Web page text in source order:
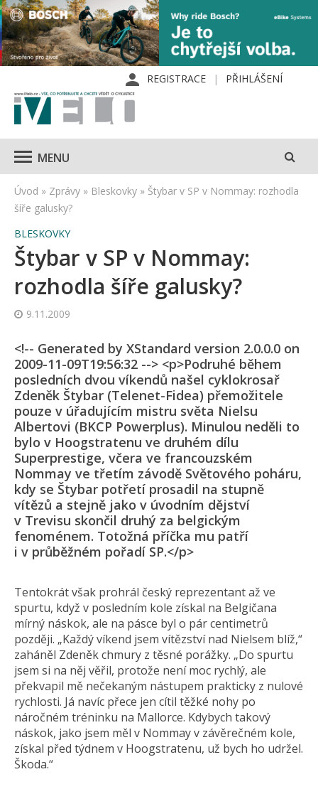
REGISTRACE PŘIHLÁŠENÍ
MENU
Úvod » Zprávy » Bleskovky » Štybar v SP v Nommay: rozhodla
šíře galusky?
BLESKOVKY
Štybar v SP v Nommay:
rozhodla šíře galusky?
9.11.2009
<!-- Generated by XStandard version 2.0.0.0 on
2009-11-09T19:56:32 --> <p>Podruhé během
posledních dvou víkendů našel cyklokrosař
Zdeněk Štybar (Telenet-Fidea) přemožitele
pouze v úřadujícím mistru světa Nielsu
Albertovi (BKCP Powerplus). Minulou neděli to
bylo v Hoogstratenu ve druhém dílu
Superprestige, včera ve francouzském
Nommay ve třetím závodě Světového poháru,
kdy se Štybar potřetí prosadil na stupně
vítězů a stejně jako v úvodním dějství
v Trevisu skončil druhý za belgickým
fenoménem. Totožná příčka mu patří
i v průběžném pořadí SP.</p>
Tentokrát však prohrál český reprezentant až ve
spurtu, když v posledním kole získal na Belgičana
mírný náskok, ale na pásce byl o pár centimetrů
později. „Každý víkend jsem vítězství nad Nielsem blíž,“
zaháněl Zdeněk chmury z těsné porážky. „Do spurtu
jsem si na něj věřil, protože není moc rychlý, ale
překvapil mě nečekaným nástupem prakticky z nulové
rychlosti. Já navíc přece jen cítil těžké nohy po
náročném tréninku na Mallorce. Kdybych takový
náskok, jako jsem měl v Nommay v závěrečném kole,
získal před týdnem v Hoogstratenu, už bych ho udržel.
Škoda.“